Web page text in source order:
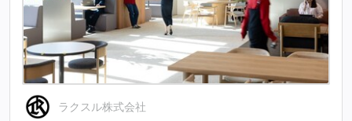
ラクスル株式会社